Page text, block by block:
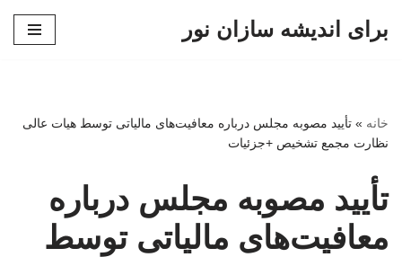
برای اندیشه سازان نور
خانه » تأیید مصوبه مجلس درباره معافیت‌های مالیاتی توسط هیات عالی
نظارت مجمع تشخیص +جزئیات
تأیید مصوبه مجلس درباره
معافیت‌های مالیاتی توسط